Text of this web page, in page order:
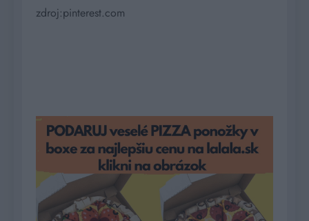
zdroj:pinterest.com